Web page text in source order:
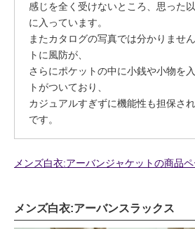
感じを全く受けないところ、思った
に入っています。
またカタログの写真では分かりませ
トに風防が、
さらにポケットの中に小銭や小物を
トがついており、
カジュアルすぎずに機能性も担保さ
です。
メンズ白衣:アーバンジャケットの商品
メンズ白衣:アーバンスラックス